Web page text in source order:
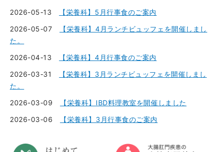
2026-05-13
【栄養科】5月行事食のご案内
2026-05-07
【栄養科】4月ランチビュッフェを開催しまし
た。
2026-04-13
【栄養科】4月行事食のご案内
2026-03-31
【栄養科】3月ランチビュッフェを開催しまし
た。
2026-03-09
【栄養科】IBD料理教室を開催しました
2026-03-06
【栄養科】3月行事食のご案内